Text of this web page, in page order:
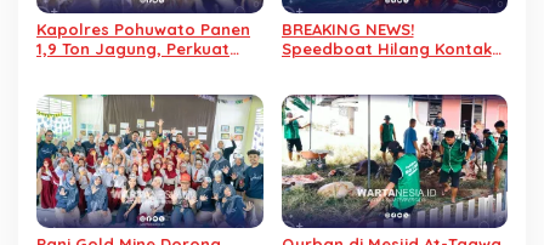
Kapolres Pohuwato Panen
1,9 Ton Jagung, Perkuat
BREAKING NEWS!
Speedboat Hilang Kontak